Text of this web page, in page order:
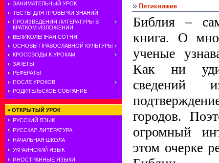
ЗАНИМАТЕЛЬНЫЙ УРОК
ТЕСТЫ ДЛЯ ПРОВЕРКИ ЗНАНИЙ
ПРОИЗВЕДЕНИЯ ЛИТЕРАТУРЫ В
КРАТКОМ ИЗЛОЖЕНИИ
ВЕЛИКОЛЕПНАЯ СОТНЯ
ОСНОВЫ ПРАВОСЛАВНОЙ КУЛЬТУРЫ
КРОССВОДЫ К УРОКАМ
ЗАЧЕТЫ
РЕФЕРАТЫ
ПОСЛЕ УРОКОВ
РОДИТЕЛЬСКОЕ СОБРАНИЕ
» ОТКРЫТЫЙ УРОК
РУССКИЙ ЯЗЫК
РУССКАЯ ЛИТЕРАТУРА
НАЧАЛЬНАЯ ШКОЛА
УКРАИНСКИЙ ЯЗЫК
ИНОСТРАННЫЕ ЯЗЫКИ
Пятикнижие
Библия –
книга. О
ученые
Как ни
сведений
городов.
огромный
этом очерке